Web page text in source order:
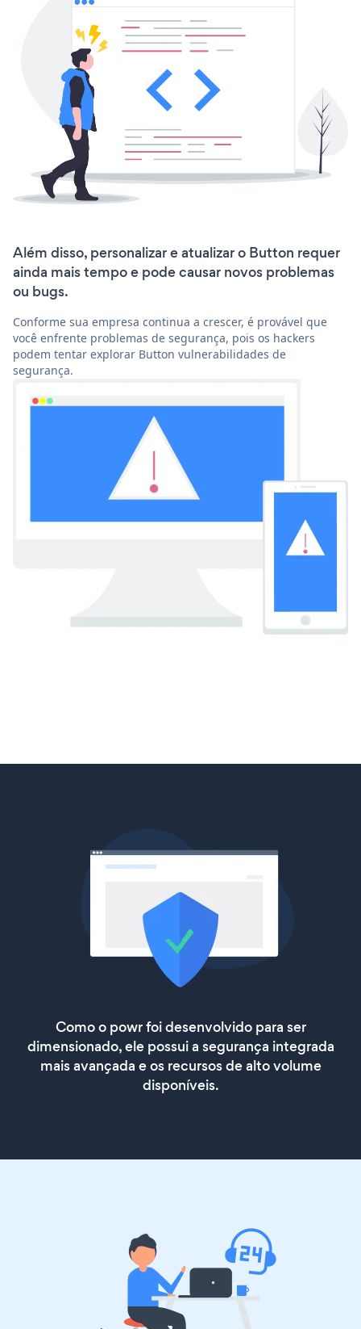
Além disso, personalizar e atualizar o Button requer
ainda mais tempo e pode causar novos problemas
ou bugs.
Conforme sua empresa continua a crescer, é provável que
você enfrente problemas de segurança, pois os hackers
podem tentar explorar Button vulnerabilidades de
segurança.
Como o powr foi desenvolvido para ser
dimensionado, ele possui a segurança integrada
mais avançada e os recursos de alto volume
disponíveis.